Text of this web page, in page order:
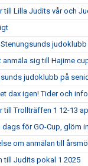
till Lilla Judits vår och
anmäla sig till Hajime
judoklubb på
dax igen! Tider och
till Trollträffen 1 12-13
för GO-Cup, glöm
om anmälan till
till Judits pokal 1 2025